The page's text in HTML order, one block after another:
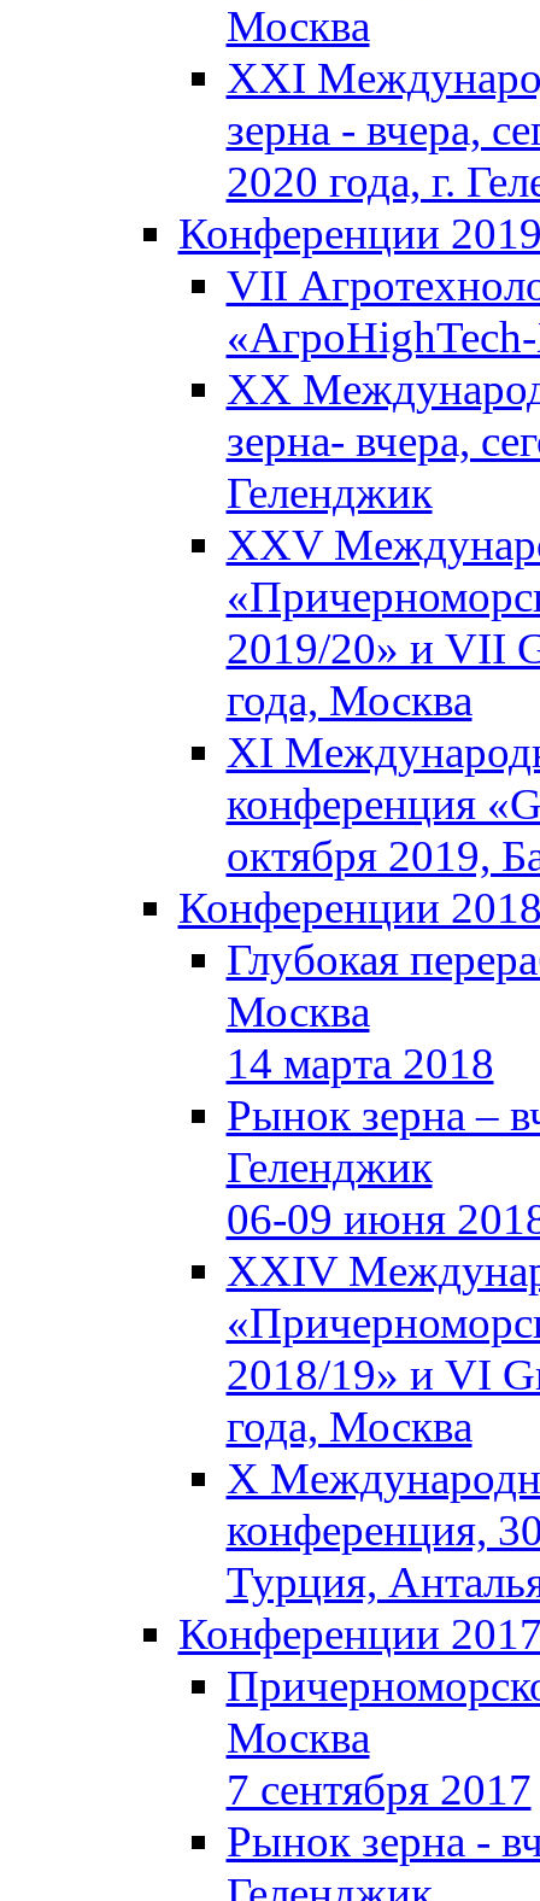
Москва
XXI
зерна - вчера,
2020 года, г.
Конференции
VII
XX
зерна- вчера,
Геленджик
XXV
2019/20» и VII
года, Москва
XI
конференция
октября 2019,
Конференции
Глубокая
Москва
14 марта 2018
Рынок зерна –
Геленджик
06-09 июня
XXIV
2018/19» и VI
года, Москва
X
конференция,
Турция,
Конференции
Москва
7 сентября 2017
Рынок зерна -